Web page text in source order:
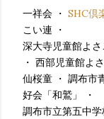
一祥会 ・ SHC倶
こい連 ・
深大寺児童館よさ
・ 西部児童館よ
仙桜童 ・ 調布市
好会「和鷲」 ・
調布市立第五中